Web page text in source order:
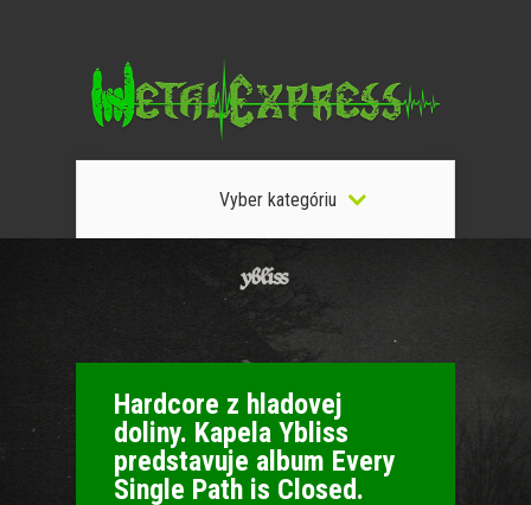
Vyber kategóriu
Hardcore z hladovej
doliny. Kapela Ybliss
predstavuje album Every
Single Path is Closed.